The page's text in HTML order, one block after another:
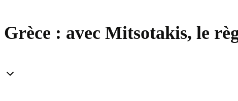
Grèce : avec Mitsotakis, le